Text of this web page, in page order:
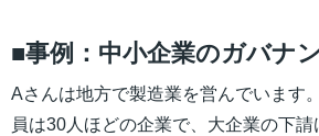
■事例：中小企業のガバナ
Aさんは地方で製造業を営んでいます
員は30人ほどの企業で、大企業の下